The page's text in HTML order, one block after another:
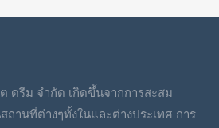
ดรีม จำกัด เกิดขึ้นจากการสะสม
ถานที่ต่างๆทั้งในและต่างประเทศ การ